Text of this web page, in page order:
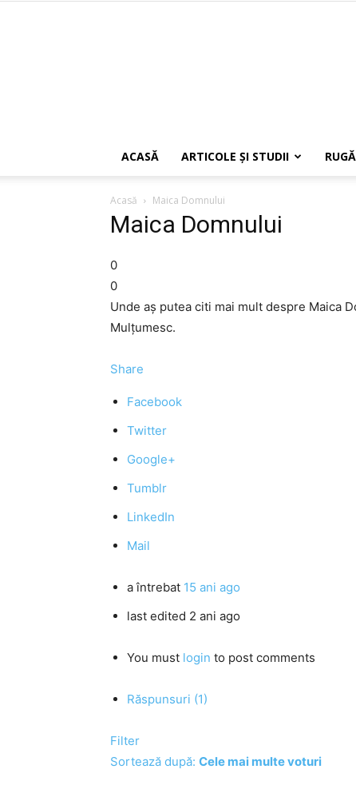
ACASĂ ARTICOLE ŞI STUDII
Acasă Maica Domnului
Maica Domnului
0
0
Unde aş putea citi mai mult despre Maica
Mulţumesc.
Share
Facebook
Twitter
Google+
Tumblr
LinkedIn
Mail
a întrebat 15 ani ago
last edited 2 ani ago
You must login to post comments
Răspunsuri (1)
Filter
Sortează după: Cele mai multe voturi